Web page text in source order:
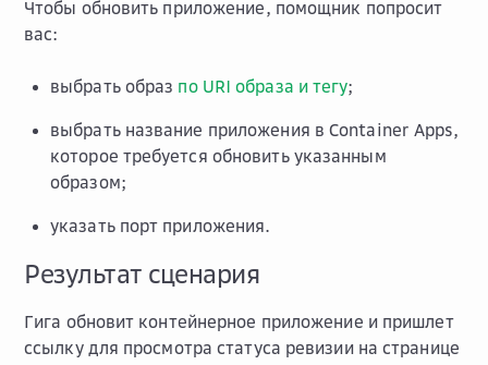
Чтобы обновить приложение, помощник попросит
вас:
выбрать образ по URI образа и тегу;
выбрать название приложения в Container Apps,
которое требуется обновить указанным
образом;
указать порт приложения.
Результат сценария
Гига обновит контейнерное приложение и пришлет
ссылку для просмотра статуса ревизии на странице